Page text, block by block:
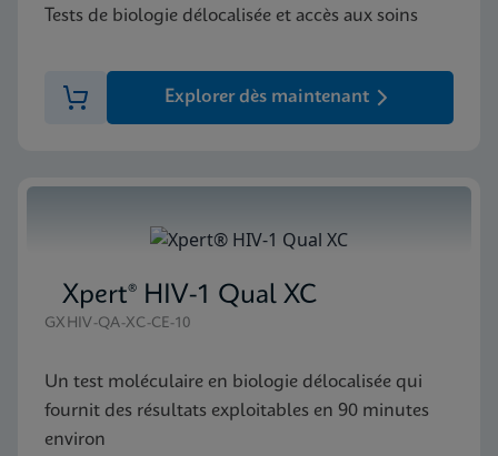
Tests de biologie délocalisée et accès aux soins
Explorer dès maintenant
Xpert® HIV-1 Qual XC
GXHIV-QA-XC-CE-10
Un test moléculaire en biologie délocalisée qui
fournit des résultats exploitables en 90 minutes
environ